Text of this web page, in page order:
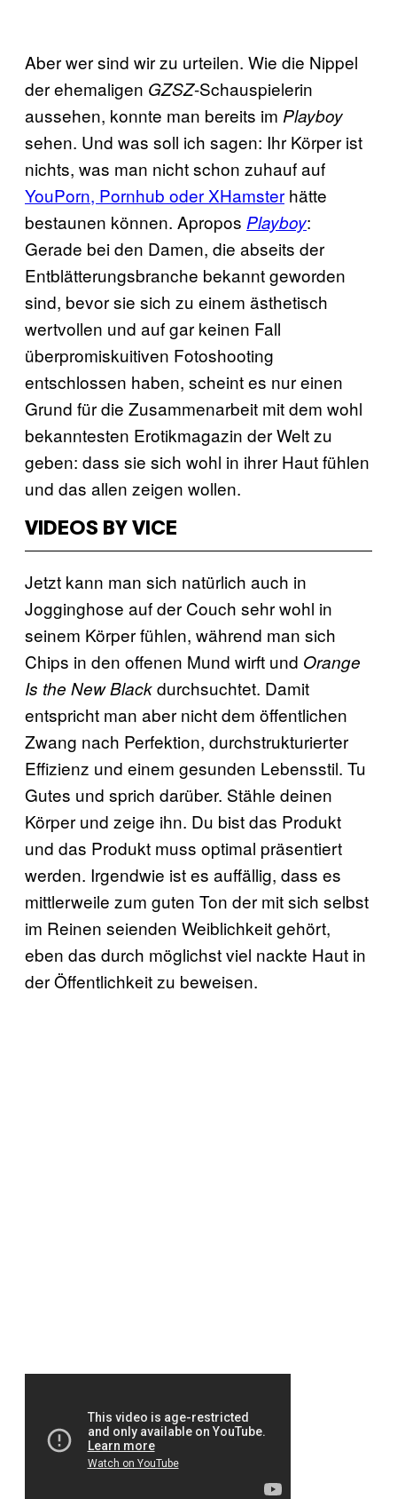
Aber wer sind wir zu urteilen. Wie die Nippel
der ehemaligen GZSZ-Schauspielerin
aussehen, konnte man bereits im Playboy
sehen. Und was soll ich sagen: Ihr Körper ist
nichts, was man nicht schon zuhauf auf
YouPorn, Pornhub oder XHamster hätte
bestaunen können. Apropos Playboy:
Gerade bei den Damen, die abseits der
Entblätterungsbranche bekannt geworden
sind, bevor sie sich zu einem ästhetisch
wertvollen und auf gar keinen Fall
überpromiskuitiven Fotoshooting
entschlossen haben, scheint es nur einen
Grund für die Zusammenarbeit mit dem wohl
bekanntesten Erotikmagazin der Welt zu
geben: dass sie sich wohl in ihrer Haut fühlen
und das allen zeigen wollen.
VIDEOS BY VICE
Jetzt kann man sich natürlich auch in
Jogginghose auf der Couch sehr wohl in
seinem Körper fühlen, während man sich
Chips in den offenen Mund wirft und Orange
Is the New Blackdurchsuchtet. Damit
entspricht man aber nicht dem öffentlichen
Zwang nach Perfektion, durchstrukturierter
Effizienz und einem gesunden Lebensstil. Tu
Gutes und sprich darüber. Stähle deinen
Körper und zeige ihn. Du bist das Produkt
und das Produkt muss optimal präsentiert
werden. Irgendwie ist es auffällig, dass es
mittlerweile zum guten Ton der mit sich selbst
im Reinen seienden Weiblichkeit gehört,
eben das durch möglichst viel nackte Haut in
der Öffentlichkeit zu beweisen.